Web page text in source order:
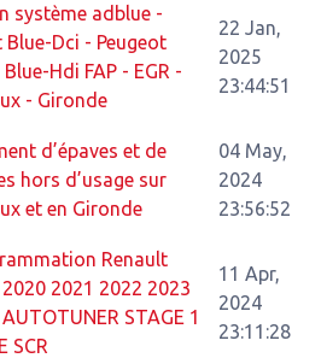
système adblue -
Blue-Dci - Peugeot
Hdi FAP - EGR -
- Gironde
22 Jan,
2025
23:44:51
d’épaves et de
hors d’usage sur
et en Gironde
04 May,
2024
23:56:52
Renault
2021 2022 2023
STAGE 1
SCR
11 Apr,
2024
23:11:28